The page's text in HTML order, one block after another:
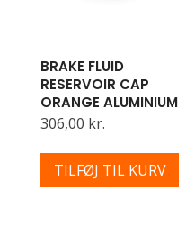
BRAKE FLUID
RESERVOIR CAP
ORANGE ALUMINIUM
306,00 kr.
TILFØJ TIL KURV